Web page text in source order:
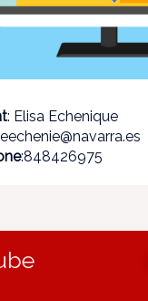
: Elisa Echenique
:848426975